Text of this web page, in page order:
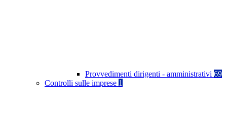
Provvedimenti dirigenti - amministrativi 69
Controlli sulle imprese 1